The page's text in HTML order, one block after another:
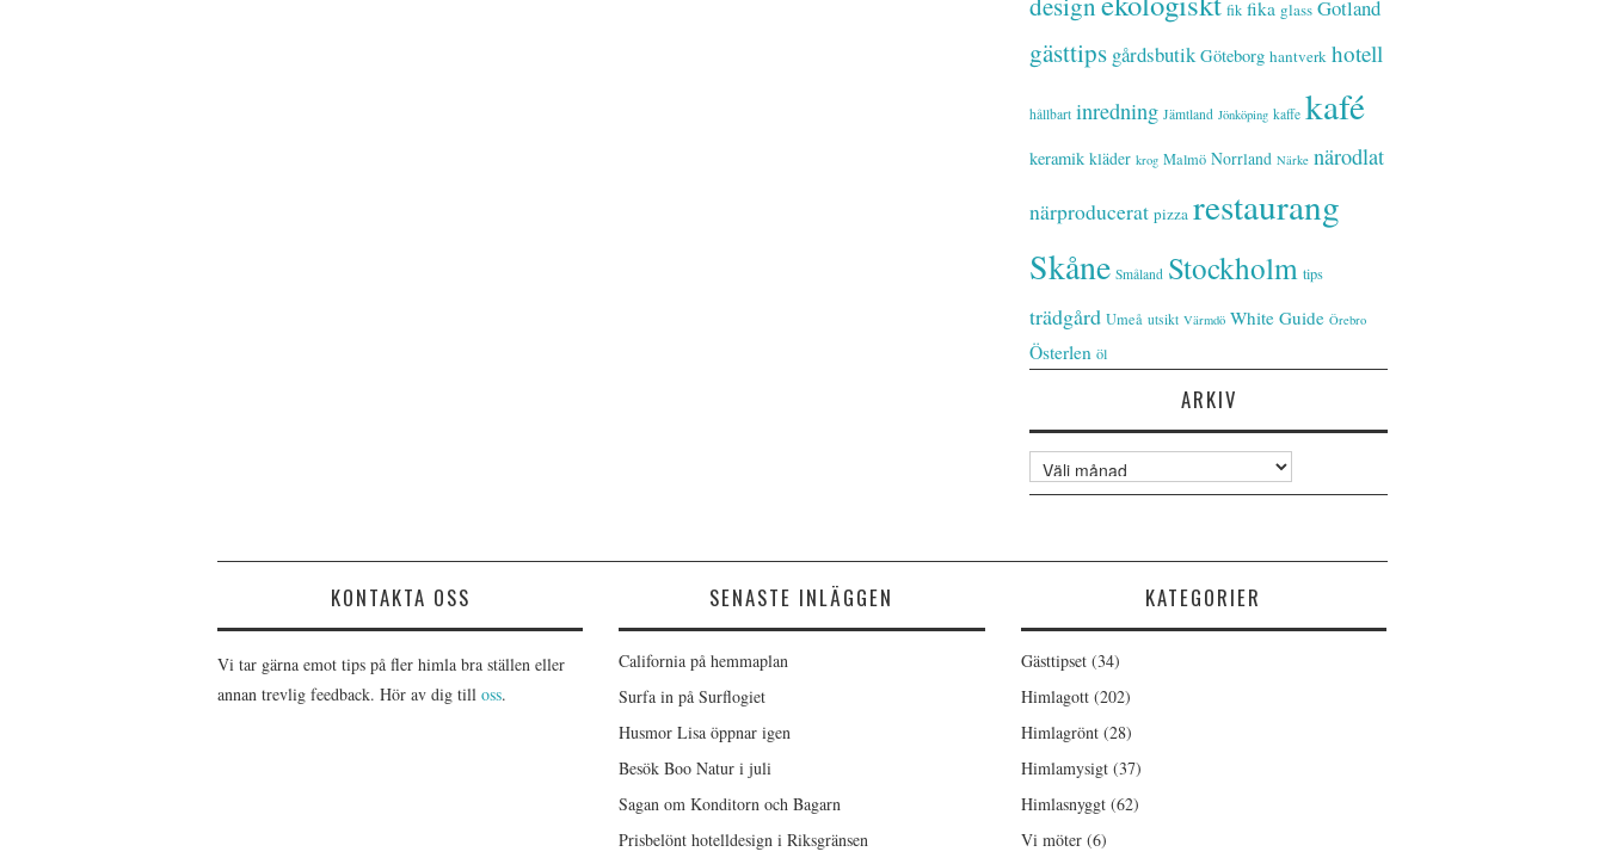
fik fika glass Gotland
gästtips gårdsbutik Göteborg hantverk hotell
hållbart inredning Jämtland Jönköping kaffe kafé
keramik kläder krog Malmö Norrland Närke närodlat
närproducerat pizza restaurang
Skåne Småland Stockholm tips
trädgård Umeå utsikt Värmdö White Guide Örebro
Österlen öl
ARKIV
Arkiv
KONTAKTA OSS
Vi tar gärna emot tips på fler himla bra ställen eller
annan trevlig feedback. Hör av dig till oss.
SENASTE INLÄGGEN
California på hemmaplan
Surfa in på Surflogiet
Husmor Lisa öppnar igen
Besök Boo Natur i juli
Sagan om Konditorn och Bagarn
Prisbelönt hotelldesign i Riksgränsen
KATEGORIER
Gästtipset(34)
Himlagott(202)
Himlagrönt(28)
Himlamysigt(37)
Himlasnyggt(62)
Vi möter(6)